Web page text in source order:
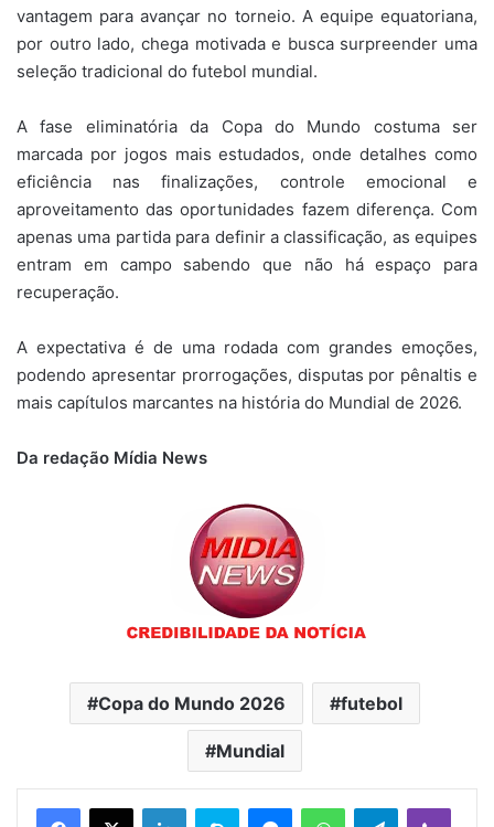
vantagem para avançar no torneio. A equipe equatoriana,
por outro lado, chega motivada e busca surpreender uma
seleção tradicional do futebol mundial.
A fase eliminatória da Copa do Mundo costuma ser
marcada por jogos mais estudados, onde detalhes como
eficiência nas finalizações, controle emocional e
aproveitamento das oportunidades fazem diferença. Com
apenas uma partida para definir a classificação, as equipes
entram em campo sabendo que não há espaço para
recuperação.
A expectativa é de uma rodada com grandes emoções,
podendo apresentar prorrogações, disputas por pênaltis e
mais capítulos marcantes na história do Mundial de 2026.
Da redação Mídia News
Copa do Mundo 2026 futebol
Mundial
Telegram